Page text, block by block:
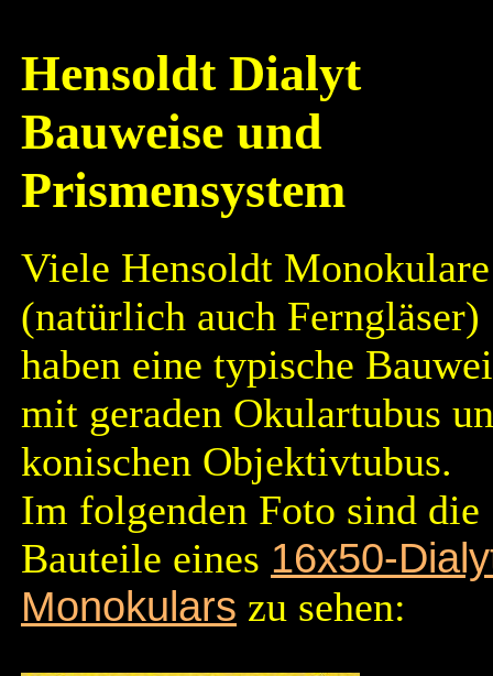
Hensoldt Dialyt
Bauweise und
Prismensystem
Viele Hensoldt Monokulare
(natürlich auch Ferngläser)
haben eine typische
mit geraden Okulartubus
konischen Objektivtubus.
Im folgenden Foto sind die
Bauteile eines 16x50-
Monokulars zu sehen: